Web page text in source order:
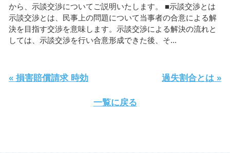
から、示談交渉についてご説明いたします。 ■示談交渉とは
示談交渉とは、民事上の問題について当事者の合意による解
決を目指す交渉を意味します。示談交渉による解決の流れと
しては、示談交渉を行い合意形成できた後、そ...
« 損害賠償請求 時効 過失割合とは »
一覧に戻る